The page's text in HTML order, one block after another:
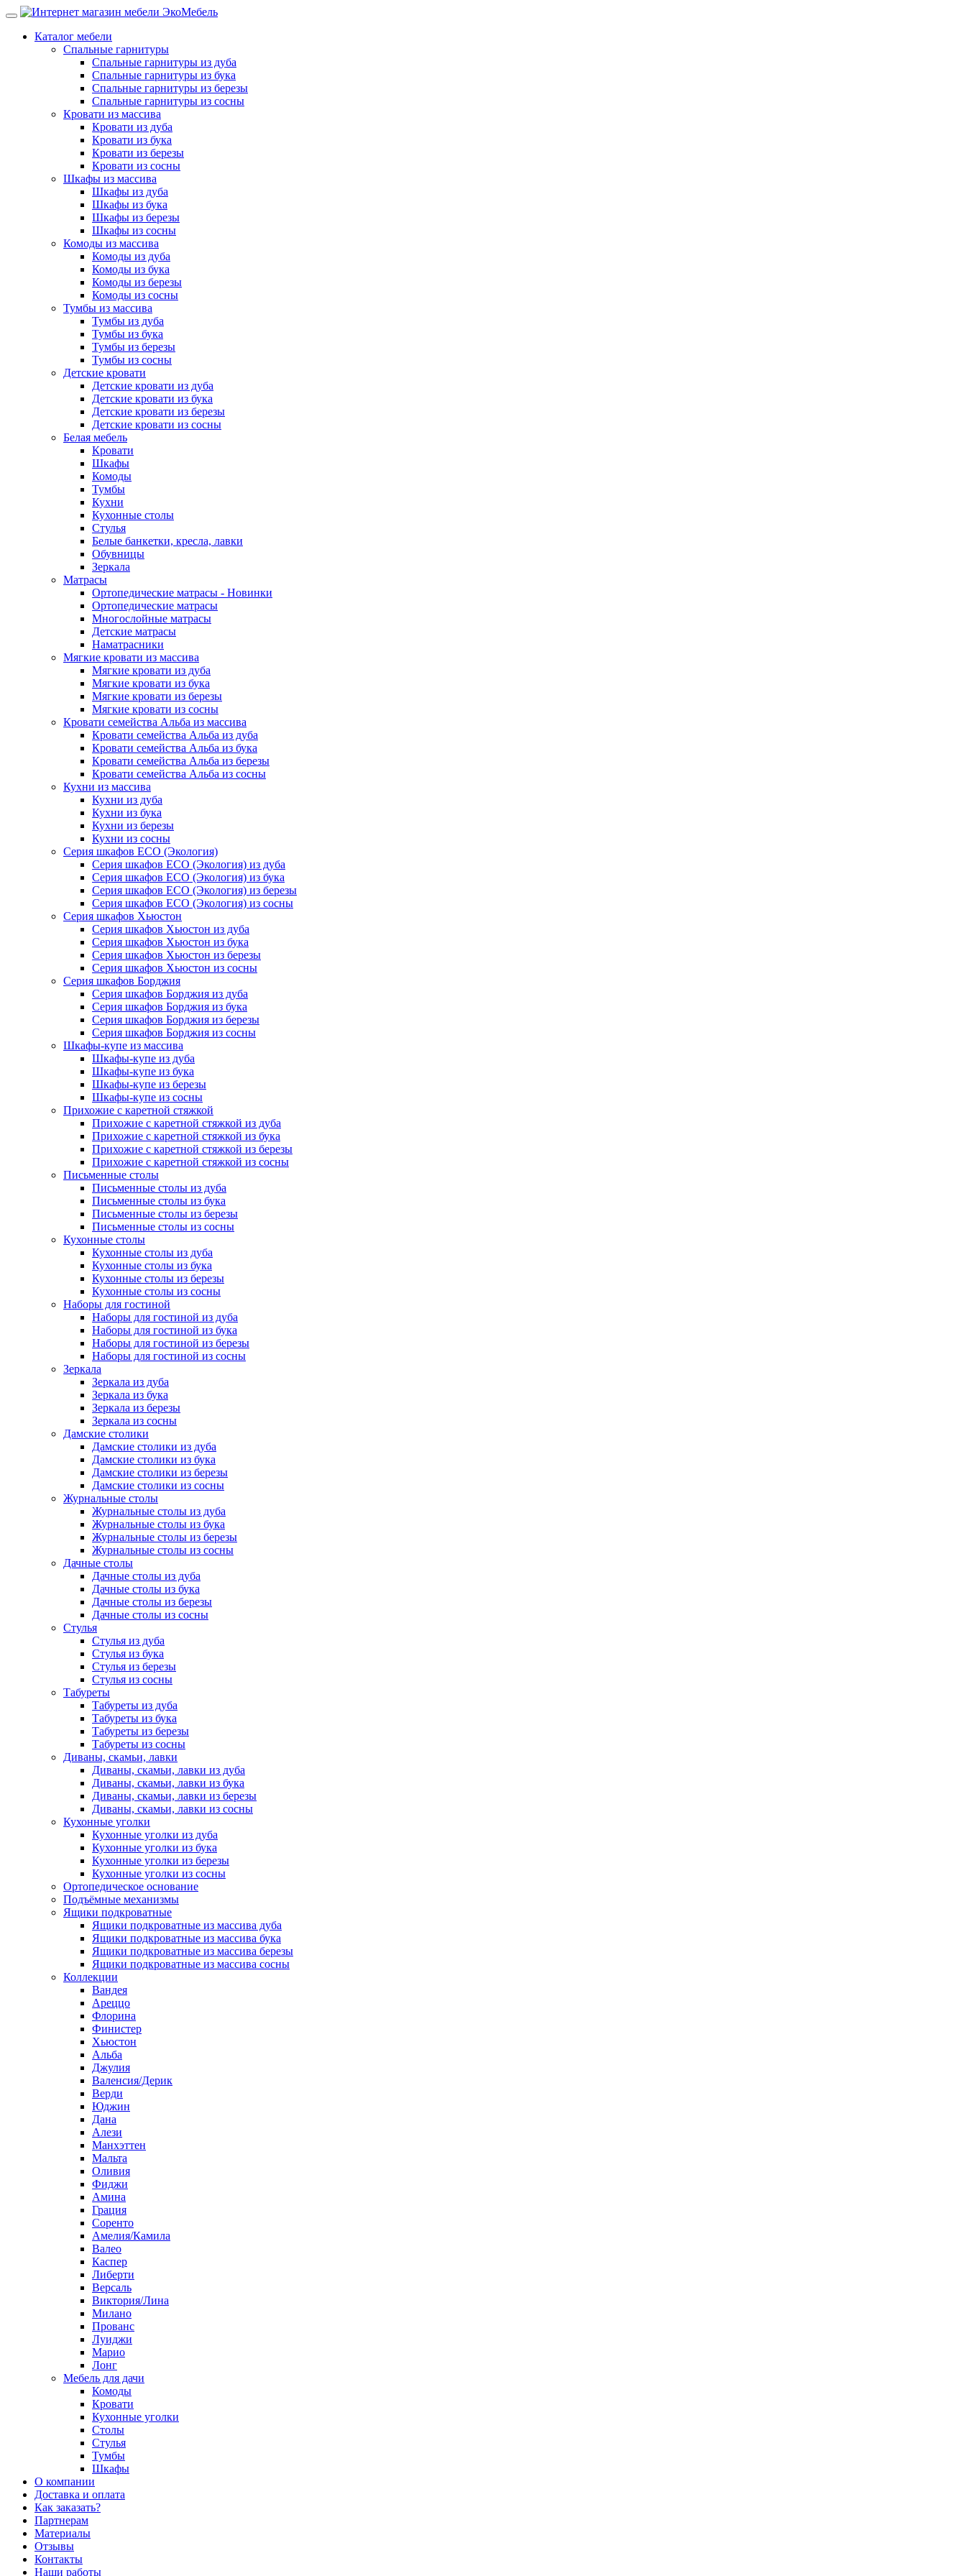
Каталог мебели
Спальные гарнитуры
Спальные гарнитуры из дуба
Спальные гарнитуры из бука
Спальные гарнитуры из березы
Спальные гарнитуры из сосны
Кровати из массива
Кровати из дуба
Кровати из бука
Кровати из березы
Кровати из сосны
Шкафы из массива
Шкафы из дуба
Шкафы из бука
Шкафы из березы
Шкафы из сосны
Комоды из массива
Комоды из дуба
Комоды из бука
Комоды из березы
Комоды из сосны
Тумбы из массива
Тумбы из дуба
Тумбы из бука
Тумбы из березы
Тумбы из сосны
Детские кровати
Детские кровати из дуба
Детские кровати из бука
Детские кровати из березы
Детские кровати из сосны
Белая мебель
Кровати
Шкафы
Комоды
Тумбы
Кухни
Кухонные столы
Стулья
Белые банкетки, кресла, лавки
Обувницы
Зеркала
Матрасы
Ортопедические матрасы - Новинки
Ортопедические матрасы
Многослойные матрасы
Детские матрасы
Наматрасники
Мягкие кровати из массива
Мягкие кровати из дуба
Мягкие кровати из бука
Мягкие кровати из березы
Мягкие кровати из сосны
Кровати семейства Альба из массива
Кровати семейства Альба из дуба
Кровати семейства Альба из бука
Кровати семейства Альба из березы
Кровати семейства Альба из сосны
Кухни из массива
Кухни из дуба
Кухни из бука
Кухни из березы
Кухни из сосны
Серия шкафов ECO (Экология)
Серия шкафов ECO (Экология) из дуба
Серия шкафов ECO (Экология) из бука
Серия шкафов ECO (Экология) из березы
Серия шкафов ECO (Экология) из сосны
Серия шкафов Хьюстон
Серия шкафов Хьюстон из дуба
Серия шкафов Хьюстон из бука
Серия шкафов Хьюстон из березы
Серия шкафов Хьюстон из сосны
Серия шкафов Борджия
Серия шкафов Борджия из дуба
Серия шкафов Борджия из бука
Серия шкафов Борджия из березы
Серия шкафов Борджия из сосны
Шкафы-купе из массива
Шкафы-купе из дуба
Шкафы-купе из бука
Шкафы-купе из березы
Шкафы-купе из сосны
Прихожие с каретной стяжкой
Прихожие с каретной стяжкой из дуба
Прихожие с каретной стяжкой из бука
Прихожие с каретной стяжкой из березы
Прихожие с каретной стяжкой из сосны
Письменные столы
Письменные столы из дуба
Письменные столы из бука
Письменные столы из березы
Письменные столы из сосны
Кухонные столы
Кухонные столы из дуба
Кухонные столы из бука
Кухонные столы из березы
Кухонные столы из сосны
Наборы для гостиной
Наборы для гостиной из дуба
Наборы для гостиной из бука
Наборы для гостиной из березы
Наборы для гостиной из сосны
Зеркала
Зеркала из дуба
Зеркала из бука
Зеркала из березы
Зеркала из сосны
Дамские столики
Дамские столики из дуба
Дамские столики из бука
Дамские столики из березы
Дамские столики из сосны
Журнальные столы
Журнальные столы из дуба
Журнальные столы из бука
Журнальные столы из березы
Журнальные столы из сосны
Дачные столы
Дачные столы из дуба
Дачные столы из бука
Дачные столы из березы
Дачные столы из сосны
Стулья
Стулья из дуба
Стулья из бука
Стулья из березы
Стулья из сосны
Табуреты
Табуреты из дуба
Табуреты из бука
Табуреты из березы
Табуреты из сосны
Диваны, скамьи, лавки
Диваны, скамьи, лавки из дуба
Диваны, скамьи, лавки из бука
Диваны, скамьи, лавки из березы
Диваны, скамьи, лавки из сосны
Кухонные уголки
Кухонные уголки из дуба
Кухонные уголки из бука
Кухонные уголки из березы
Кухонные уголки из сосны
Ортопедическое основание
Подъёмные механизмы
Ящики подкроватные
Ящики подкроватные из массива дуба
Ящики подкроватные из массива бука
Ящики подкроватные из массива березы
Ящики подкроватные из массива сосны
Коллекции
Вандея
Ареццо
Флорина
Финистер
Хьюстон
Альба
Джулия
Валенсия/Дерик
Верди
Юджин
Дана
Алези
Манхэттен
Мальта
Оливия
Фиджи
Амина
Грация
Соренто
Амелия/Камила
Валео
Каспер
Либерти
Версаль
Виктория/Лина
Милано
Прованс
Луиджи
Марио
Лонг
Мебель для дачи
Комоды
Кровати
Кухонные уголки
Столы
Стулья
Тумбы
Шкафы
О компании
Доставка и оплата
Как заказать?
Партнерам
Материалы
Отзывы
Контакты
Наши работы